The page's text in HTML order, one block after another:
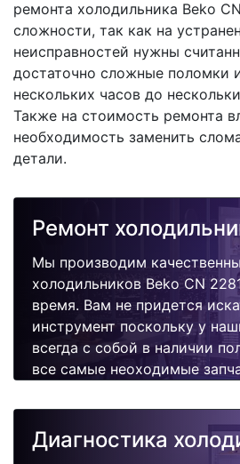
ремонта холодильника Beko
сложности, так как на
неисправностей нужны
достаточно сложные поломки
нескольких часов до
Также на стоимость ремонта
необходимость заменить
детали.
Ремонт
Мы производим
холодильников Beko CN
время. Вам не придется
инструмент поскольку у
всегда с собой в наличии
все самые неоходимые
качественно и недорого.
Диагностика